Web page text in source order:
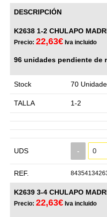
DESCRIPCIÓN
K2638 1-2 CHULAPO
Precio: 22,63€ Iva incluido
96 unidades pendiente de
Stock 70
TALLA 1-2
UDS -
REF.
K2639 3-4 CHULAPO
Precio: 22,63€ Iva incluido